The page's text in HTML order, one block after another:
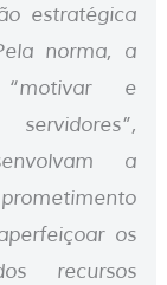
estratégica
norma, a
e
a
os
recursos